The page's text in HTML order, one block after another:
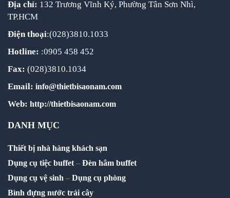
Địa chỉ: 132 Trương Vĩnh Ký, Phường Tân Sơn Nhì,
TP.HCM
Điện thoại:(028)3810.1033
Hotline: :0905 458 452
Fax: (028)3810.1034
Email: info@thietbisaonam.com
Web: http://thietbisaonam.com
DANH MỤC
Thiết bị nhà hàng khách sạn
Dụng cụ tiệc buffet – Đèn hâm buffet
Dụng cụ vệ sinh – Dụng cụ phòng
Bình đựng nước trái cây